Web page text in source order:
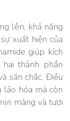
lên, khả năng
xuất hiện của
giúp kích
thành phần
săn chắc. Điều
lão hóa mà còn
màng và tươi